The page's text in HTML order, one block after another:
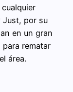
Just, por su
en un gran
rematar
área.